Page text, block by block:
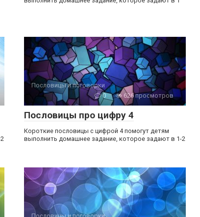
Пословицы и поговорки
0
626 просмотров
Пословицы про цифру 4
Короткие пословицы с цифрой 4 помогут детям
выполнить домашнее задание, которое задают в 1-2